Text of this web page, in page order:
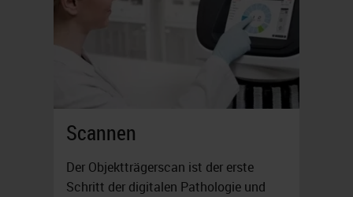
Scannen
Der Objektträgerscan ist der erste
Schritt der digitalen Pathologie und